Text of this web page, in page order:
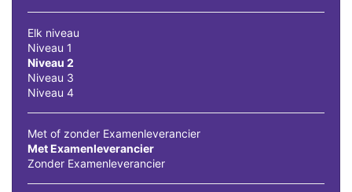
Elk niveau
Niveau 1
Niveau 2
Niveau 3
Niveau 4
Met of zonder Examenleverancier
Met Examenleverancier
Zonder Examenleverancier